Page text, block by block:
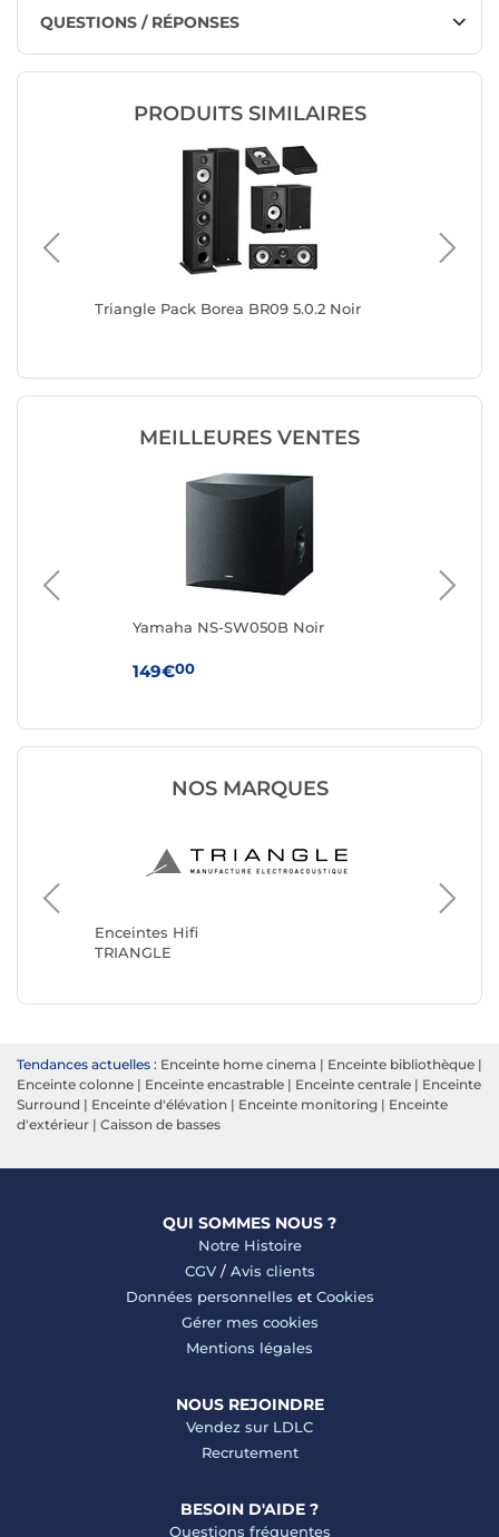
QUESTIONS / RÉPONSES
PRODUITS SIMILAIRES
Triangle Pack Borea BR09 5.0.2 Noir
MEILLEURES VENTES
Yamaha NS-SW050B Noir
149€00
NOS MARQUES
Enceintes Hifi
TRIANGLE
JBL
Tendances actuelles : Enceinte home cinema | Enceinte bibliothèque |
Enceinte colonne | Enceinte encastrable | Enceinte centrale | Enceinte
Surround | Enceinte d'élévation | Enceinte monitoring | Enceinte
d'extérieur | Caisson de basses
QUI SOMMES NOUS ?
Notre Histoire
CGV/ Avis clients
Données personnelles et Cookies
Gérer mes cookies
Mentions légales
NOUS REJOINDRE
Vendez sur LDLC
Recrutement
BESOIN D'AIDE ?
Questions fréquentes